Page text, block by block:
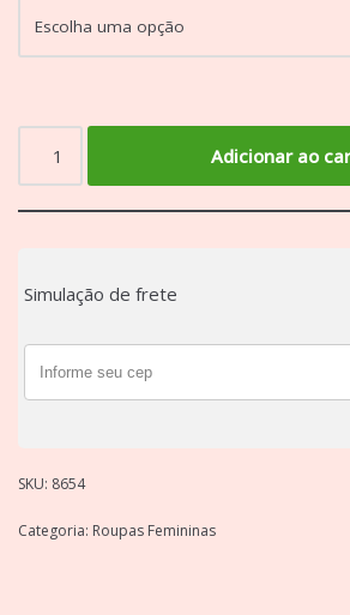
Adicionar ao
Simulação de frete
SKU: 8654
Categoria: Roupas Femininas